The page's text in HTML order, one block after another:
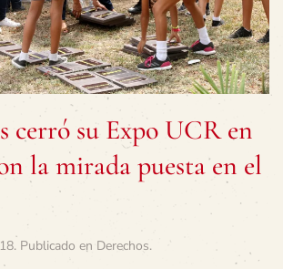
cerró su Expo UCR en
la mirada puesta en el
. Publicado en Derechos.